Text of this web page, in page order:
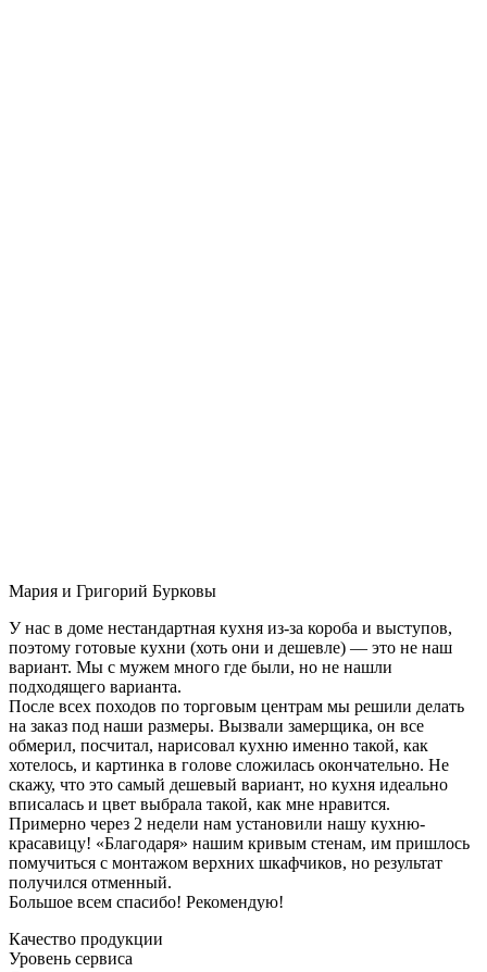
Мария и Григорий Бурковы
У нас в доме нестандартная кухня из-за короба и выступов,
поэтому готовые кухни (хоть они и дешевле) — это не наш
вариант. Мы с мужем много где были, но не нашли
подходящего варианта.
После всех походов по торговым центрам мы решили делать
на заказ под наши размеры. Вызвали замерщика, он все
обмерил, посчитал, нарисовал кухню именно такой, как
хотелось, и картинка в голове сложилась окончательно. Не
скажу, что это самый дешевый вариант, но кухня идеально
вписалась и цвет выбрала такой, как мне нравится.
Примерно через 2 недели нам установили нашу кухню-
красавицу! «Благодаря» нашим кривым стенам, им пришлось
помучиться с монтажом верхних шкафчиков, но результат
получился отменный.
Большое всем спасибо! Рекомендую!
Качество продукции
Уровень сервиса